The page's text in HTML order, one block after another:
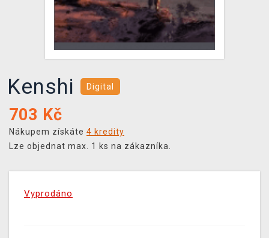
VÝKUP HER (BAZAR)
Kenshi Digital
703 Kč
Nákupem získáte 4 kredity
Lze objednat max. 1 ks na zákazníka.
Vyprodáno